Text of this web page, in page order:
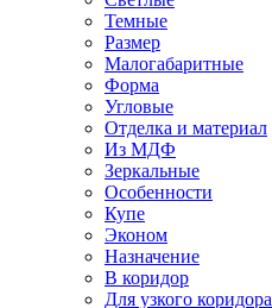
Темные
Размер
Малогабаритные
Форма
Угловые
Отделка и материал
Из МДФ
Зеркальные
Особенности
Купе
Эконом
Назначение
В коридор
Для узкого коридора